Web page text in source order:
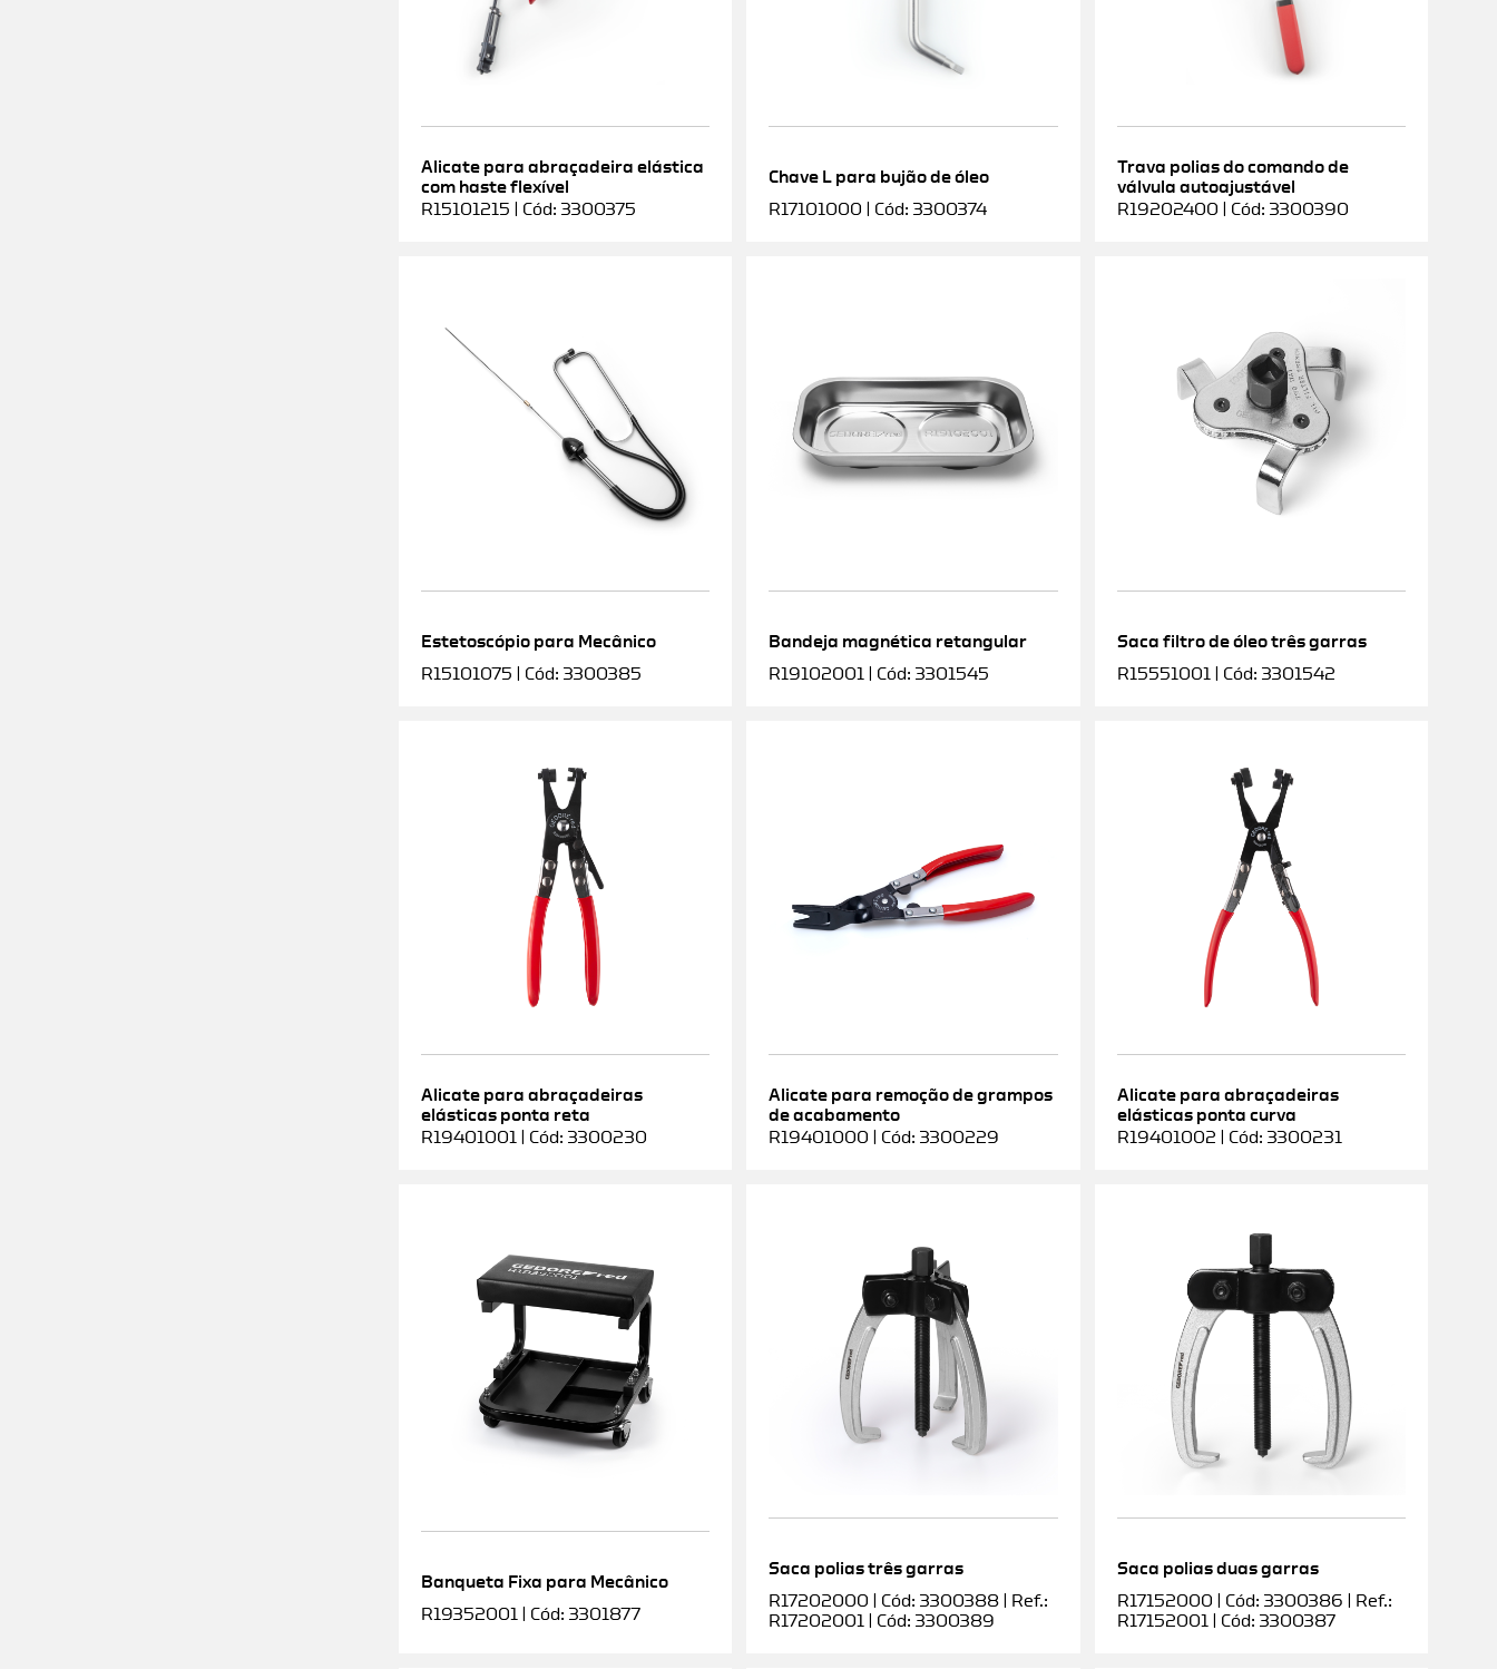
Alicate para abraçadeira elástica
com haste flexível
R15101215 | Cód: 3300375
Chave L para bujão de óleo
R17101000 | Cód: 3300374
Trava polias do comando de
válvula autoajustável
R19202400 | Cód: 3300390
Estetoscópio para Mecânico
R15101075 | Cód: 3300385
Bandeja magnética retangular
R19102001 | Cód: 3301545
Saca filtro de óleo três garras
R15551001 | Cód: 3301542
Alicate para abraçadeiras
elásticas ponta reta
R19401001 | Cód: 3300230
Alicate para remoção de grampos
de acabamento
R19401000 | Cód: 3300229
Alicate para abraçadeiras
elásticas ponta curva
R19401002 | Cód: 3300231
Banqueta Fixa para Mecânico
R19352001 | Cód: 3301877
Saca polias três garras
R17202000 | Cód: 3300388 | Ref.:
R17202001 | Cód: 3300389
Saca polias duas garras
R17152000 | Cód: 3300386 | Ref.:
R17152001 | Cód: 3300387